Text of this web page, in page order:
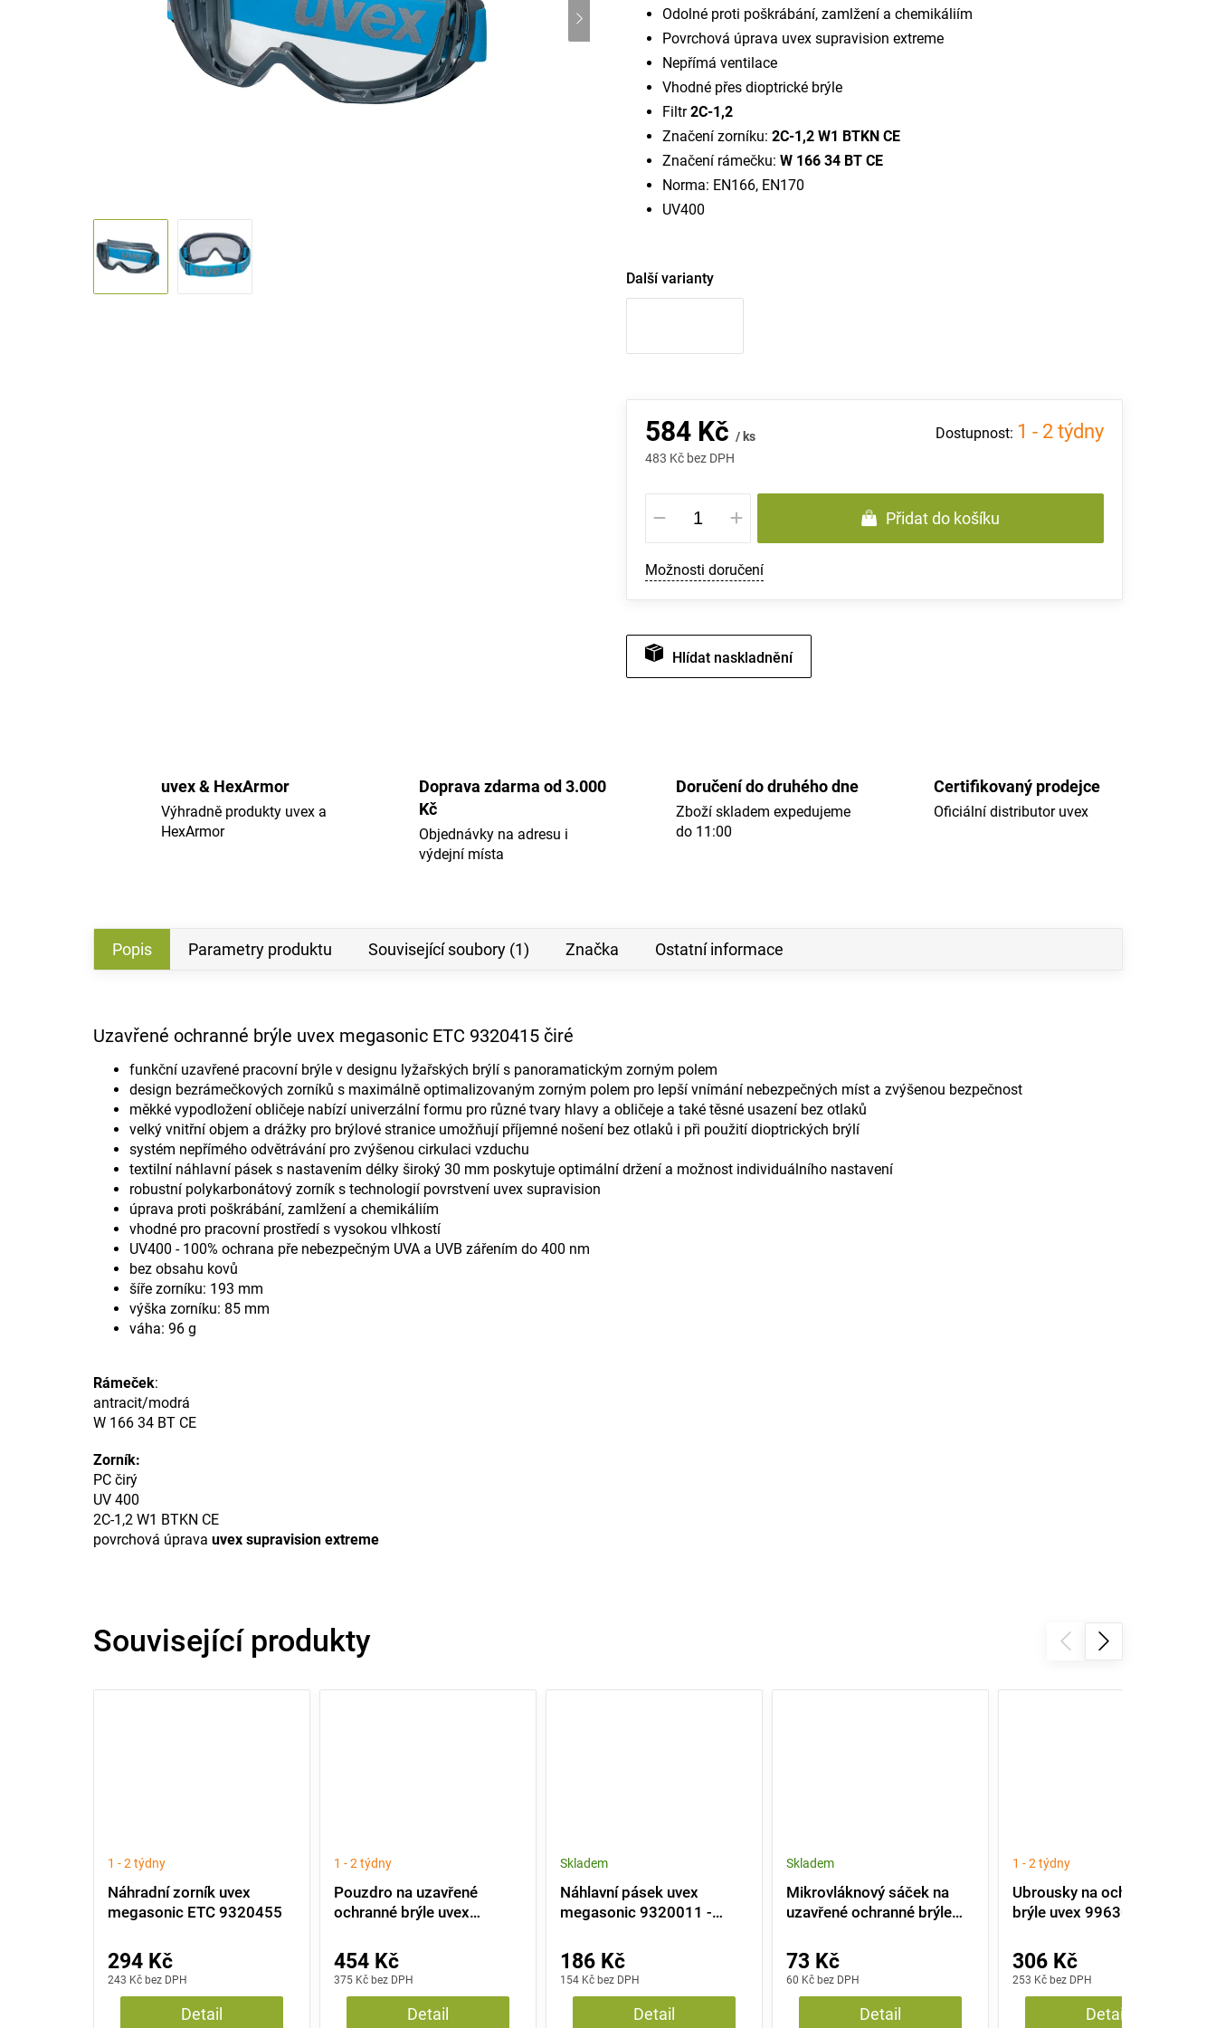
Odolné proti poškrábání, zamlžení a chemikáliím
Povrchová úprava uvex supravision extreme
Nepřímá ventilace
Vhodné přes dioptrické brýle
Filtr2C-1,2
Značení zorníku: 2C-1,2 W1 BTKN CE
Značení rámečku: W 166 34 BT CE
Norma: EN166, EN170
UV400
Další varianty
584 Kč / ks
483 Kč bez DPH
Měrná
cena:
1 - 2 týdny
Přidat do košíku
Možnosti doručení
Hlídat
uvex & HexArmor
Výhradně produkty uvex a
HexArmor
Doprava zdarma od 3.000
Kč
Objednávky na adresu i
výdejní místa
Doručení do druhého dne
Zboží skladem expedujeme
do 11:00
Certifikovaný prodejce
Oficiální distributor uvex
Související produkty
Náhradní zorník uvex
megasonic ETC 9320455
1 - 2 týdny
243 Kč bez DPH
294 Kč
Detail
Pouzdro na uzavřené
ochranné brýle uvex
1 - 2 týdny
375 Kč bez DPH
454 Kč
Detail
Náhlavní pásek uvex
megasonic 9320011 -
Skladem
154 Kč bez DPH
186 Kč
Detail
Mikrovláknový sáček na
uzavřené ochranné brýle
Skladem
60 Kč bez DPH
73 Kč
Detail
Ubrousky na ochranné
brýle uvex 9963005
1 - 2 týdny
253 Kč bez DPH
306 Kč
Detail
Popis Parametry produktu Související soubory (1) Značka Ostatní informace
Uzavřené ochranné brýle uvex megasonic ETC 9320415 čiré
funkční uzavřené pracovní brýle v designu lyžařských brýlí s panoramatickým zorným polem
design bezrámečkových zorníků s maximálně optimalizovaným zorným polem pro lepší vnímání nebezpečných míst a zvýšenou bezpečnost
měkké vypodložení obličeje nabízí univerzální formu pro různé tvary hlavy a obličeje a také těsné usazení bez otlaků
velký vnitřní objem a drážky pro brýlové stranice umožňují příjemné nošení bez otlaků i při použití dioptrických brýlí
systém nepřímého odvětrávání pro zvýšenou cirkulaci vzduchu
textilní náhlavní pásek s nastavením délky široký 30 mm poskytuje optimální držení a možnost individuálního nastavení
robustní polykarbonátový zorník s technologií povrstvení uvex supravision
úprava proti poškrábání, zamlžení a chemikáliím
vhodné pro pracovní prostředí s vysokou vlhkostí
UV400 - 100% ochrana pře nebezpečným UVA a UVB zářením do 400 nm
bez obsahu kovů
šíře zorníku: 193 mm
výška zorníku: 85 mm
váha: 96 g
Rámeček:
antracit/modrá
W 166 34 BT CE
Zorník:
PC čirý
UV 400
2C-1,2 W1 BTKN CE
povrchová úprava uvex supravision extreme